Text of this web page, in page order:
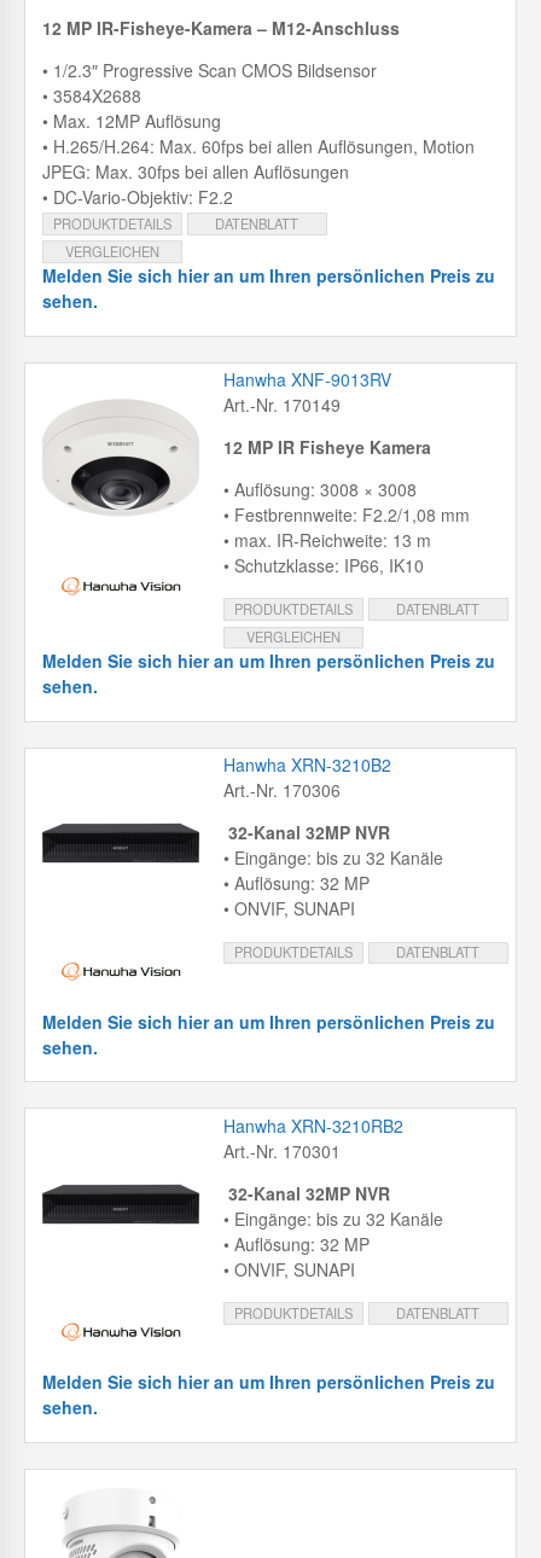
12 MP IR-Fisheye-Kamera – M12-Anschluss
• 1/2.3″ Progressive Scan CMOS Bildsensor
• 3584X2688
• Max. 12MP Auflösung
• H.265/H.264: Max. 60fps bei allen Auflösungen, Motion
JPEG: Max. 30fps bei allen Auflösungen
• DC-Vario-Objektiv: F2.2
PRODUKTDETAILS
DATENBLATT
VERGLEICHEN
Melden Sie sich hier an um Ihren persönlichen Preis zu
sehen.
Hanwha XNF-9013RV
Art.-Nr. 170149
12 MP IR Fisheye Kamera
• Auflösung: 3008 × 3008
• Festbrennweite: F2.2/1,08 mm
• max. IR-Reichweite: 13 m
• Schutzklasse: IP66, IK10
PRODUKTDETAILS
DATENBLATT
VERGLEICHEN
Melden Sie sich hier an um Ihren persönlichen Preis zu
sehen.
Hanwha XRN-3210B2
Art.-Nr. 170306
32-Kanal 32MP NVR
• Eingänge: bis zu 32 Kanäle
• Auflösung: 32 MP
• ONVIF, SUNAPI
PRODUKTDETAILS DATENBLATT
Melden Sie sich hier an um Ihren persönlichen Preis zu
sehen.
Hanwha XRN-3210RB2
Art.-Nr. 170301
32-Kanal 32MP NVR
• Eingänge: bis zu 32 Kanäle
• Auflösung: 32 MP
• ONVIF, SUNAPI
PRODUKTDETAILS DATENBLATT
Melden Sie sich hier an um Ihren persönlichen Preis zu
sehen.